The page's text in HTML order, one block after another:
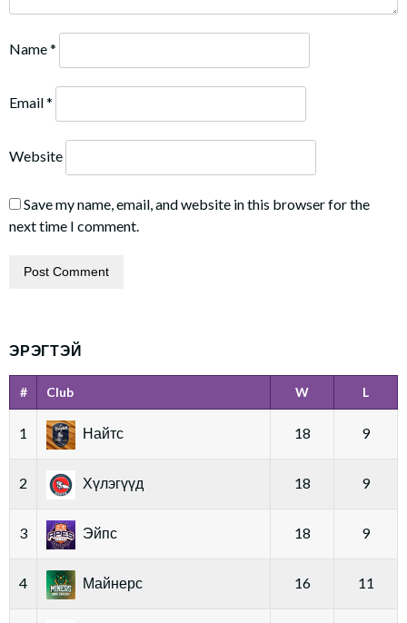
Name*
Email*
Website
Save my name, email, and website in this browser for the
next time I comment.
ЭРЭГТЭЙ
# Club W L
1 Найтс 18 9
2 Хүлэгүүд 18 9
3 Эйпс 18 9
4 Майнерс 16 11